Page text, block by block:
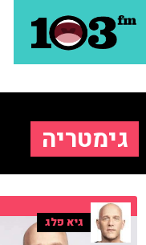
גימטריה
גיא פלג